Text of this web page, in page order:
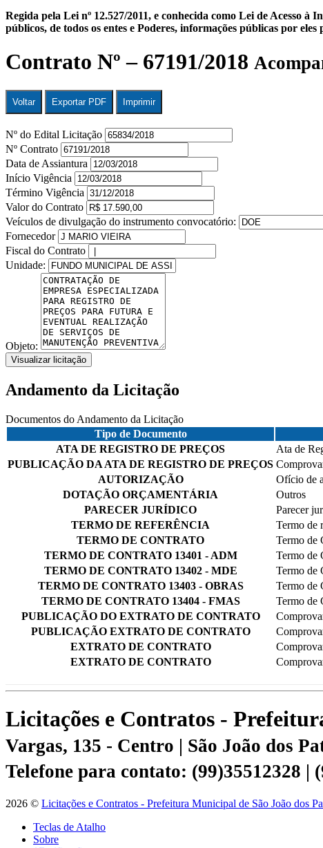
Regida pela Lei nº 12.527/2011, e conhecida como Lei de Acesso
públicos, de todos os entes e Poderes, informações públicas por
Contrato Nº – 67191/2018
Voltar Exportar PDF Imprimir
Nº do Edital Licitação
Nº Contrato
Data de Assiantura
Início Vigência
Término Vigência
Valor do Contrato
Veículos de divulgação do instrumento convocatório:
Fornecedor
Fiscal do Contrato
Unidade:
Objeto:
Visualizar licitação
Andamento da Licitação
Documentos do Andamento da Licitação
Tipo de Documento
ATA DE REGISTRO DE PREÇOS
Ata de
PUBLICAÇÃO DA ATA DE REGISTRO DE PREÇOS
AUTORIZAÇÃO
Ofício de
DOTAÇÃO ORÇAMENTÁRIA
Outros
PARECER JURÍDICO
Parecer
TERMO DE REFERÊNCIA
Termo de
TERMO DE CONTRATO
Termo de
TERMO DE CONTRATO 13401 - ADM
Termo de
TERMO DE CONTRATO 13402 - MDE
Termo de
TERMO DE CONTRATO 13403 - OBRAS
Termo de
TERMO DE CONTRATO 13404 - FMAS
Termo de
PUBLICAÇÃO DO EXTRATO DE CONTRATO
PUBLICAÇÃO EXTRATO DE CONTRATO
EXTRATO DE CONTRATO
EXTRATO DE CONTRATO
Licitações e Contratos -
Vargas, 135 - Centro | São João dos
Telefone para contato: (99)35512328 |
2026 © Licitações e Contratos - Prefeitura Municipal de São João dos
Teclas de Atalho
Sobre